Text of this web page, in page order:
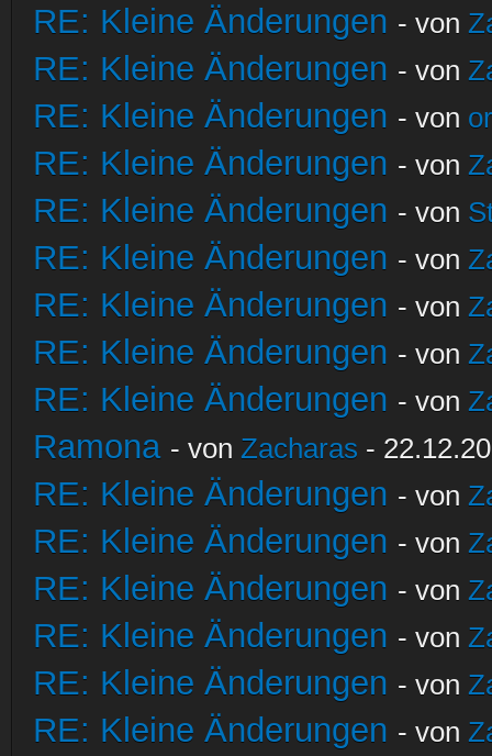
RE: Kleine Änderungen - von
RE: Kleine Änderungen - von
RE: Kleine Änderungen - von
RE: Kleine Änderungen - von
RE: Kleine Änderungen - von
RE: Kleine Änderungen - von
RE: Kleine Änderungen - von
RE: Kleine Änderungen - von
RE: Kleine Änderungen - von
Ramona - von Zacharas -
RE: Kleine Änderungen - von
RE: Kleine Änderungen - von
RE: Kleine Änderungen - von
RE: Kleine Änderungen - von
RE: Kleine Änderungen - von
RE: Kleine Änderungen - von